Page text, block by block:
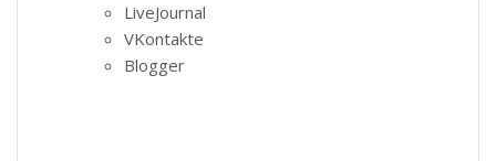
LiveJournal
VKontakte
Blogger